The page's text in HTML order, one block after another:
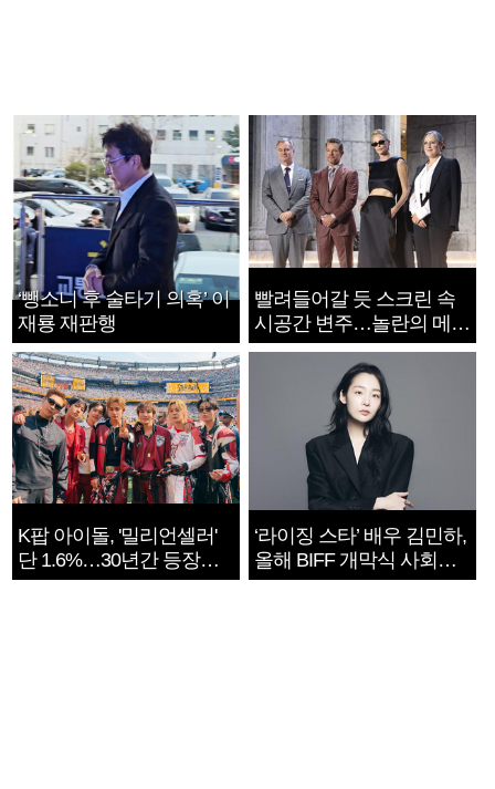
‘뺑소니 후 술타기 의혹’ 이
재룡 재판행
빨려들어갈 듯 스크린 속
시공간 변주…놀란의 메시
지는 ‘전쟁 속죄’
K팝 아이돌, '밀리언셀러'
단 1.6%…30년간 등장
1182개팀 전수조사
‘라이징 스타’ 배우 김민하,
올해 BIFF 개막식 사회자
확정